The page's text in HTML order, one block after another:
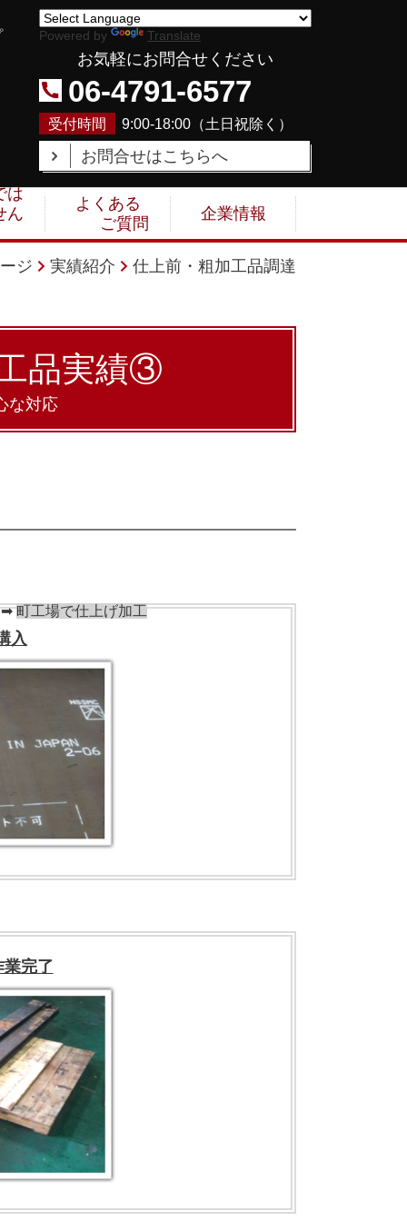
Powered by Translate
お気軽にお問合せください
06-4791-6577
受付時間 9:00-18:00（土日祝除く ）
お問合せはこちらへ
は
ん
よくある
ご質問
企業情報
ジ 実績紹介 仕上前・粗加工品調達
品実績③
な対応
町工場で仕上げ加工
入
完了